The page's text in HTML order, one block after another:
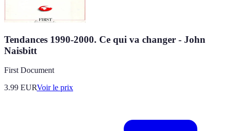
Tendances 1990-2000. Ce qui va changer - John
Naisbitt
First Document
3.99 EURVoir le prix